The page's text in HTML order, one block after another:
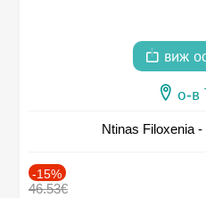
виж
о-в
Ntinas Filoxenia -
-15%
46.53€